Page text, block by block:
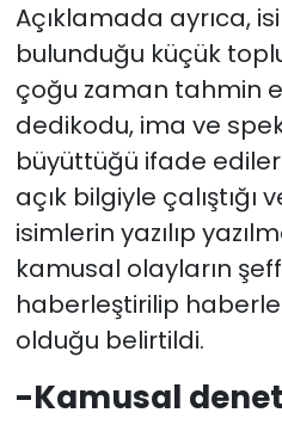
Açıklamada ayrıca,
bulunduğu küçük
çoğu zaman tahmin
dedikodu, ima ve
büyüttüğü ifade
açık bilgiyle çalıştığı
isimlerin yazılıp
kamusal olayların
haberleştirilip
olduğu belirtildi.
-Kamusal